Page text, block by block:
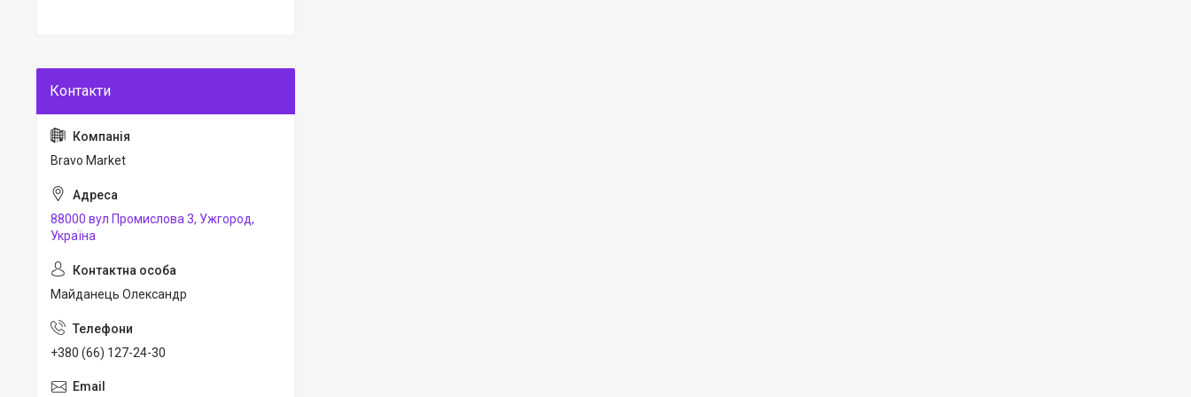
Bravo Market
88000 вул Промислова 3, Ужгород,
Україна
Майданець Олександр
+380 (66) 127-24-30